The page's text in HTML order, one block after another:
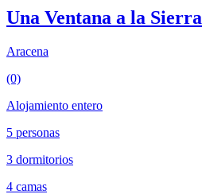
Una Ventana a la Sierra
Aracena
(0)
Alojamiento entero
5 personas
3 dormitorios
4 camas